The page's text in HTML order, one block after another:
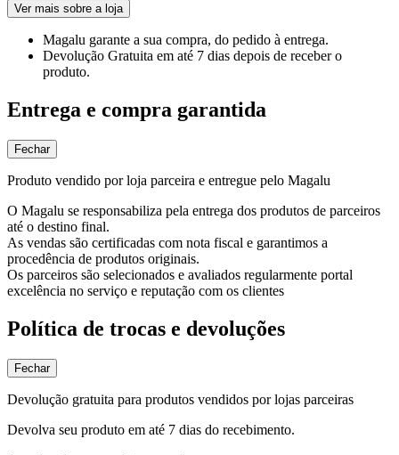
Ver mais sobre a loja
Magalu garante a sua compra, do pedido à entrega.
Devolução Gratuita em até 7 dias depois de receber o
produto.
Entrega e compra garantida
Fechar
Produto vendido por loja parceira e entregue pelo Magalu
O Magalu se responsabiliza pela entrega dos produtos de parceiros
até o destino final.
As vendas são certificadas com nota fiscal e garantimos a
procedência de produtos originais.
Os parceiros são selecionados e avaliados regularmente portal
excelência no serviço e reputação com os clientes
Política de trocas e devoluções
Fechar
Devolução gratuita para produtos vendidos por lojas parceiras
Devolva seu produto em até 7 dias do recebimento.